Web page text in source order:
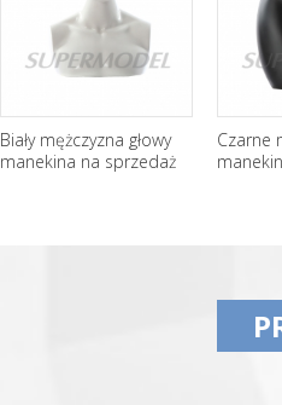
Biały mężczyzna głowy
manekina na sprzedaż
Czarne